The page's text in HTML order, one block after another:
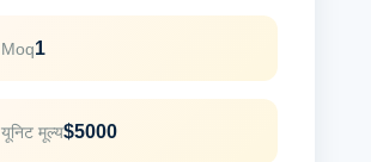
Moq1
यूनिट मूल्य$5000